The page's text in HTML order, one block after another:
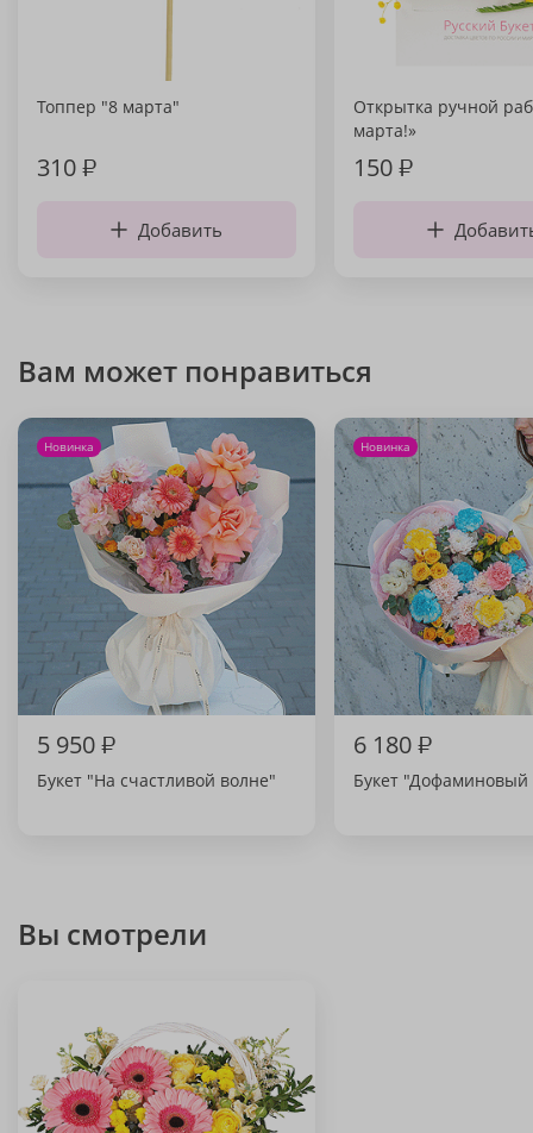
Топпер "8 марта"
310₽
Добавить
Открытка ручной
марта!»
150₽
Вам может понравиться
Новинка
5 950₽
Букет "На счастливой волне"
Новинка
6 180₽
Букет "Дофаминовый
Вы смотрели